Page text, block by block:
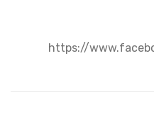
https://